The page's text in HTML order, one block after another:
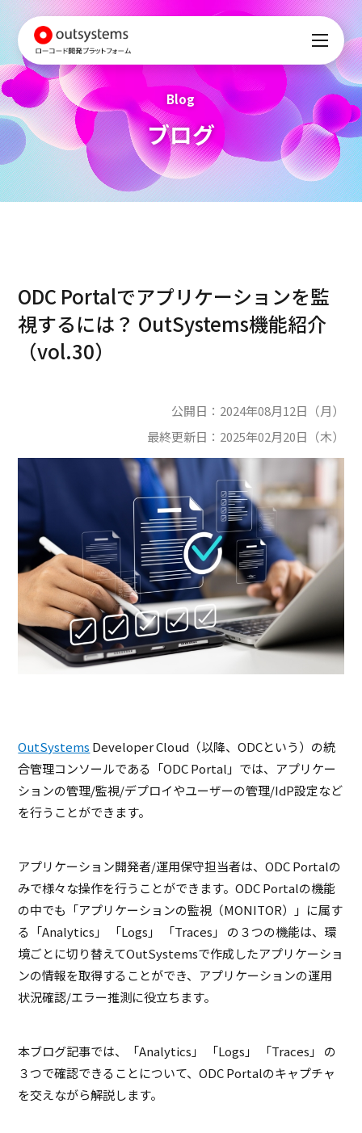
Blog
ブログ
ODC Portalでアプリケーションを監
視するには？ OutSystems機能紹介
（vol.30）
公開日： 2024年08月12日（月）
最終更新日： 2025年02月20日（木）
OutSystems Developer Cloud （以降、ODCという）の統
合管理コンソールである「ODC Portal 」では、アプリケー
ションの管理/監視/デプロイやユーザーの管理/IdP設定など
を行うことができます。
アプリケーション開発者/運用保守担当者は、ODC Portalの
みで様々な操作を行うことができます。ODC Portalの機能
の中でも「アプリケーションの監視（MONITOR）」に属す
る「Analytics 」 「Logs 」 「Traces 」 の３つの機能は、環
境ごとに切り替えてOutSystemsで作成したアプリケーショ
ンの情報を取得することができ、アプリケーションの運用
状況確認/エラー推測に役立ちます。
本ブログ記事では、「Analytics 」 「Logs 」 「Traces 」 の
３つで確認できることについて、ODC Portalのキャプチャ
を交えながら解説します。